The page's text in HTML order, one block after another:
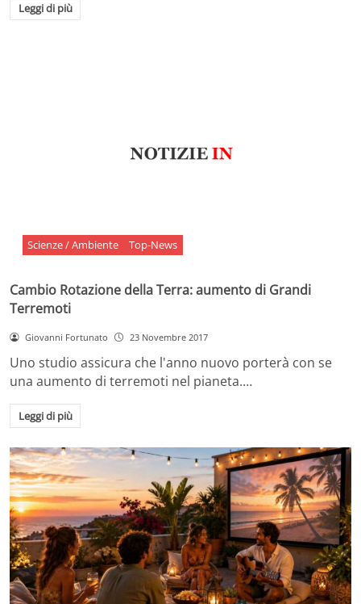
Leggi di più
Scienze / Ambiente Top-News
Cambio Rotazione della Terra: aumento di Grandi
Terremoti
Giovanni Fortunato 23 Novembre 2017
Uno studio assicura che l'anno nuovo porterà con se
una aumento di terremoti nel pianeta.…
Leggi di più